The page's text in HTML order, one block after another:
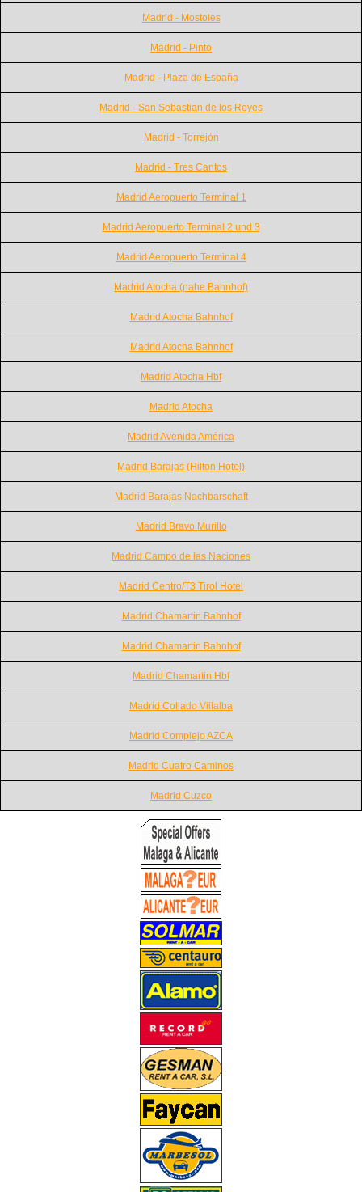
Madrid - Mostoles
Madrid - Pinto
Madrid - Plaza de España
Madrid - San Sebastian de los Reyes
Madrid - Torrejón
Madrid - Tres Cantos
Madrid Aeropuerto Terminal 1
Madrid Aeropuerto Terminal 2 und 3
Madrid Aeropuerto Terminal 4
Madrid Atocha (nahe Bahnhof)
Madrid Atocha Bahnhof
Madrid Atocha Bahnhof
Madrid Atocha Hbf
Madrid Atocha
Madrid Avenida América
Madrid Barajas (Hilton Hotel)
Madrid Barajas Nachbarschaft
Madrid Bravo Murillo
Madrid Campo de las Naciones
Madrid Centro/T3 Tirol Hotel
Madrid Chamartin Bahnhof
Madrid Chamartin Bahnhof
Madrid Chamartin Hbf
Madrid Collado Villalba
Madrid Complejo AZCA
Madrid Cuatro Caminos
Madrid Cuzco